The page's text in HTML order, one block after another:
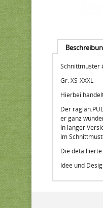
Schnittmuster
Gr. XS-XXXL
Hierbei
Der
er ganz
In langer
Im
Die
Idee und